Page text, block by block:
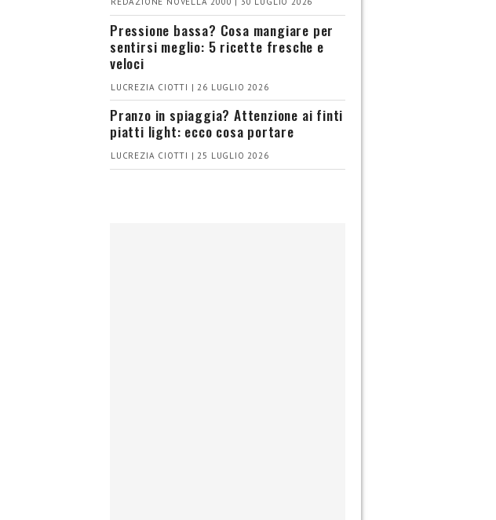
Pressione bassa? Cosa mangiare per
sentirsi meglio: 5 ricette fresche e
veloci
LUCREZIA CIOTTI | 26 LUGLIO 2026
Pranzo in spiaggia? Attenzione ai finti
piatti light: ecco cosa portare
LUCREZIA CIOTTI | 25 LUGLIO 2026